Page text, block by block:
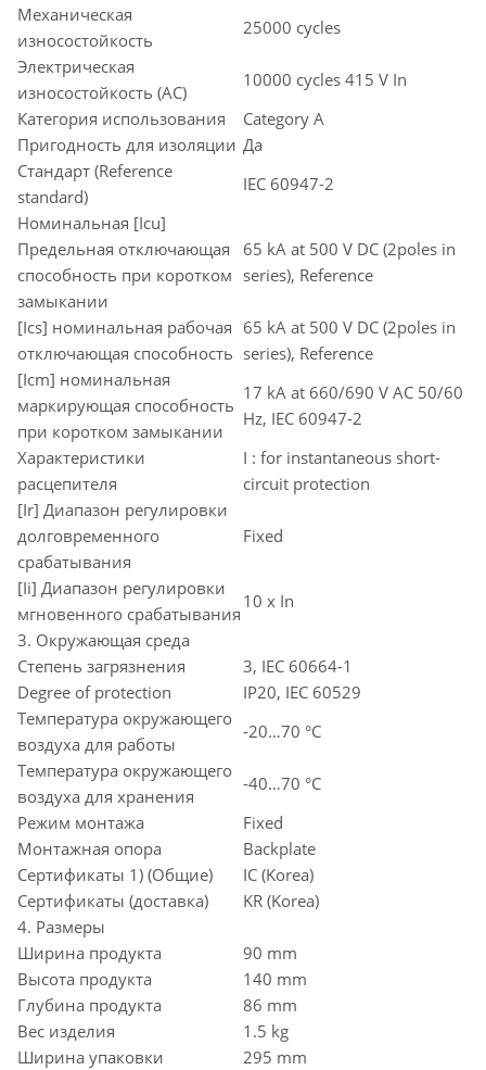
Механическая
износостойкость
25000 cycles
Электрическая
износостойкость (AC)
10000 cycles 415 V In
Категория использования
Category A
Пригодность для изоляции Да
Стандарт (Reference
standard)
IEC 60947-2
Номинальная [Icu]
Предельная отключающая
способность при коротком
замыкании
65 kA at 500 V DC (2poles in
series), Reference
[Ics] номинальная рабочая
отключающая способность
65 kA at 500 V DC (2poles in
series), Reference
[Icm] номинальная
маркирующая способность
при коротком замыкании
17 kA at 660/690 V AC 50/60
Hz, IEC 60947-2
Характеристики
расцепителя
I : for instantaneous short-
circuit protection
[Ir] Диапазон регулировки
долговременного
срабатывания
Fixed
[Ii] Диапазон регулировки
мгновенного срабатывания
10 x In
3. Окружающая среда
Степень загрязнения
3, IEC 60664-1
Degree of protection
IP20, IEC 60529
Температура окружающего
воздуха для работы
-20…70 °C
Температура окружающего
воздуха для хранения
-40…70 °C
Режим монтажа
Fixed
Монтажная опора
Backplate
Сертификаты 1) (Общие)
IC (Korea)
Сертификаты (доставка)
KR (Korea)
4. Размеры
Ширина продукта
90 mm
Высота продукта
140 mm
Глубина продукта
86 mm
Вес изделия
1.5 kg
Ширина упаковки
295 mm